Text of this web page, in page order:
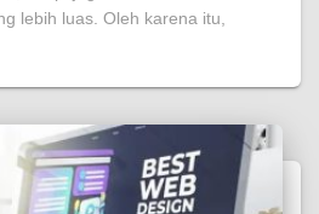
lebih luas. Oleh karena itu,